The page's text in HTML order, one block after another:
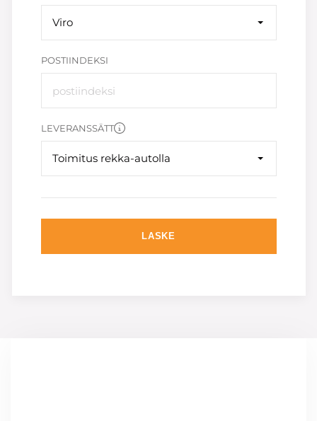
Viro
POSTIINDEKSI
LEVERANSSÄTT
Toimitus rekka-autolla
LASKE